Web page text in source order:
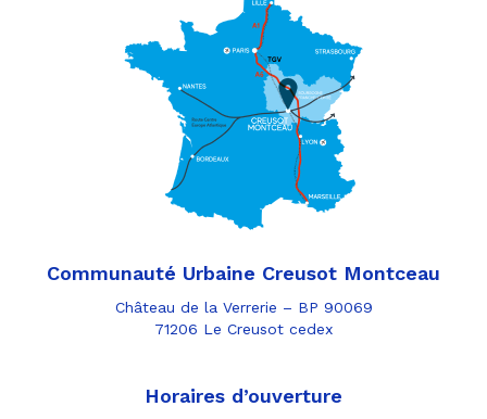
Communauté Urbaine Creusot Montceau
Château de la Verrerie – BP 90069
71206 Le Creusot cedex
Horaires d’ouverture